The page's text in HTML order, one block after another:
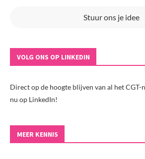
Stuur ons je idee
VOLG ONS OP LINKEDIN
Direct op de hoogte blijven van al het CGT-
nu op LinkedIn!
MEER KENNIS